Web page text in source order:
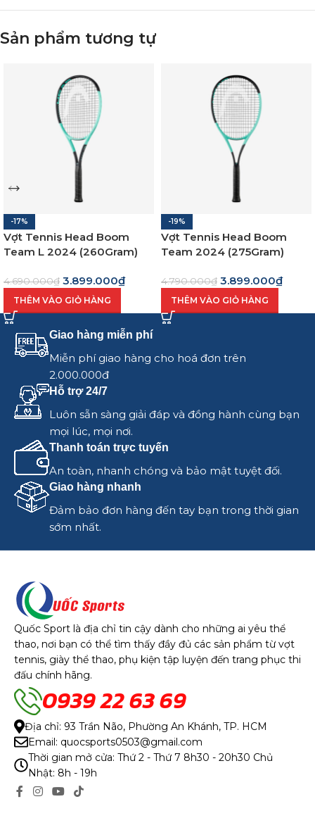
Sản phẩm tương tự
-17%
Vợt Tennis Head Boom
Team L 2024 (260Gram)
4.690.000₫ 3.899.000₫
THÊM VÀO GIỎ HÀNG
-19%
Vợt Tennis Head Boom
Team 2024 (275Gram)
4.790.000₫ 3.899.000₫
THÊM VÀO GIỎ HÀNG
Giao hàng miễn phí
Miễn phí giao hàng cho hoá đơn trên
2.000.000đ
Hỗ trợ 24/7
Luôn sẵn sàng giải đáp và đồng hành cùng bạn
mọi lúc, mọi nơi.
Thanh toán trực tuyến
An toàn, nhanh chóng và bảo mật tuyệt đối.
Giao hàng nhanh
Đảm bảo đơn hàng đến tay bạn trong thời gian
sớm nhất.
Quốc Sport là địa chỉ tin cậy dành cho những ai yêu thể
thao, nơi bạn có thể tìm thấy đầy đủ các sản phẩm từ vợt
tennis, giày thể thao, phụ kiện tập luyện đến trang phục thi
đấu chính hãng.
0939 22 63 69
Địa chỉ: 93 Trần Não, Phường An Khánh, TP. HCM
Email: quocsports0503@gmail.com
Thời gian mở cửa: Thứ 2 - Thứ 7 8h30 - 20h30 Chủ
Nhật: 8h - 19h